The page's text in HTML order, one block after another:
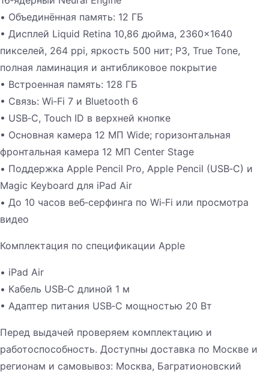
• Объединённая память: 12 ГБ
• Дисплей Liquid Retina 10,86 дюйма, 2360×1640
пикселей, 264 ppi, яркость 500 нит; P3, True Tone,
полная ламинация и антибликовое покрытие
• Встроенная память: 128 ГБ
• Связь: Wi‑Fi 7 и Bluetooth 6
• USB‑C, Touch ID в верхней кнопке
• Основная камера 12 МП Wide; горизонтальная
фронтальная камера 12 МП Center Stage
• Поддержка Apple Pencil Pro, Apple Pencil (USB‑C) и
Magic Keyboard для iPad Air
• До 10 часов веб‑серфинга по Wi‑Fi или просмотра
видео
Комплектация по спецификации Apple
• iPad Air
• Кабель USB‑C длиной 1 м
• Адаптер питания USB‑C мощностью 20 Вт
Перед выдачей проверяем комплектацию и
работоспособность. Доступны доставка по Москве и
регионам и самовывоз: Москва, Багратионовский